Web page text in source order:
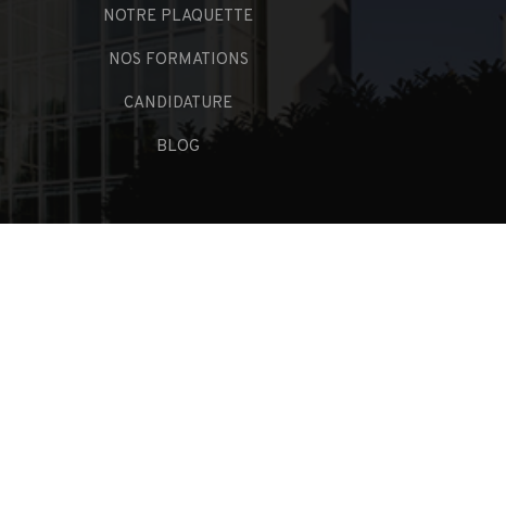
NOTRE PLAQUETTE
NOS FORMATIONS
CANDIDATURE
BLOG